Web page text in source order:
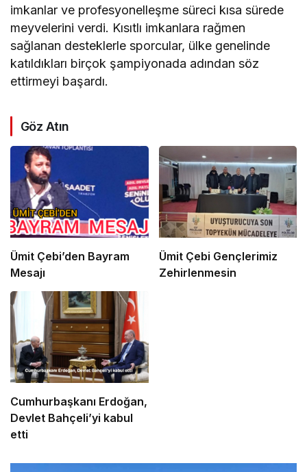
imkanlar ve profesyonelleşme süreci kısa sürede
meyvelerini verdi. Kısıtlı imkanlara rağmen
sağlanan desteklerle sporcular, ülke genelinde
katıldıkları birçok şampiyonada adından söz
ettirmeyi başardı.
Göz Atın
Ümit Çebi’den Bayram
Mesajı
Ümit Çebi Gençlerimiz
Zehirlenmesin
Cumhurbaşkanı Erdoğan,
Devlet Bahçeli’yi kabul
etti